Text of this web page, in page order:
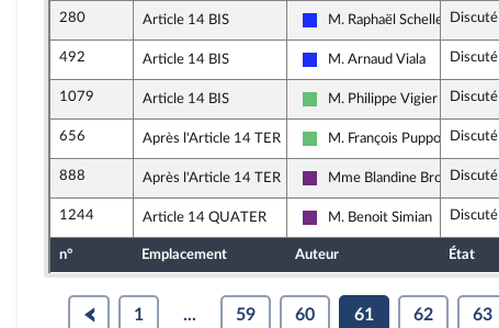
280 Article 14 BIS
Les Républicains
M. Raphaël Schellenberger
Discuté
492 Article 14 BIS
Les Républicains
M. Arnaud Viala Discuté
1079 Article 14 BIS
Libertés et Territoires
M. Philippe Vigier Discuté
656 Après l'Article 14 TER
Libertés et Territoires
M. François PupponiDiscuté
888 Après l'Article 14 TER
La République en Marche
Mme Blandine BrocardDiscuté
1244 Article 14 QUATER
La République en Marche
M. Benoit Simian Discuté
n° Emplacement Auteur État
1 ... 59 60 61 62 63